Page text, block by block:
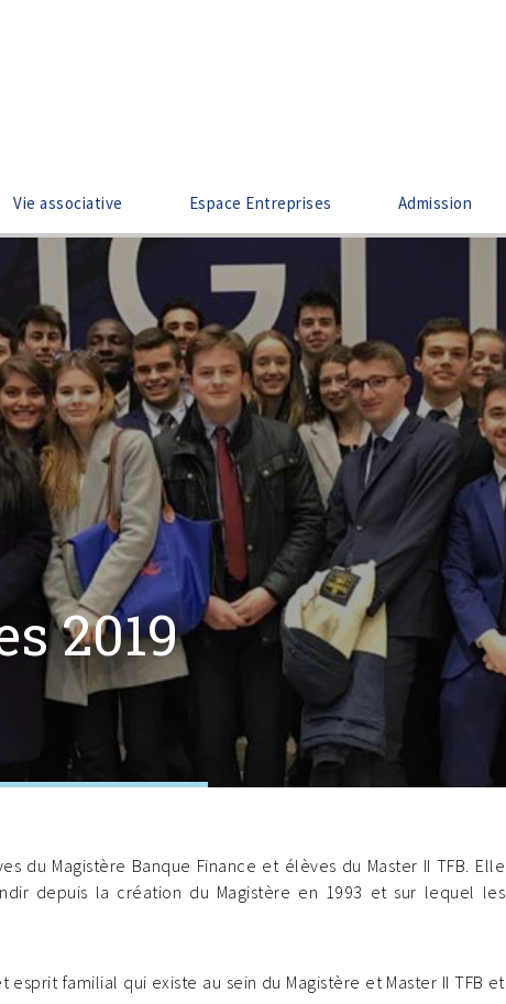
Vie associative Espace Entreprises Admission
2019
du Magistère Banque Finance et élèves du Master II TFB. Elle
depuis la création du Magistère en 1993 et sur lequel les
familial qui existe au sein du Magistère et Master II TFB et